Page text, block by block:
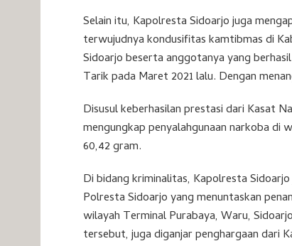
Selain itu, Kapolresta Sidoarjo juga
terwujudnya kondusifitas kamtibmas di
Sidoarjo beserta anggotanya yang
Tarik pada Maret 2021 lalu. Dengan
Disusul keberhasilan prestasi dari Kasat
mengungkap penyalahgunaan narkoba di
60,42 gram.
Di bidang kriminalitas, Kapolresta
Polresta Sidoarjo yang menuntaskan
wilayah Terminal Purabaya, Waru,
tersebut, juga diganjar penghargaan dari